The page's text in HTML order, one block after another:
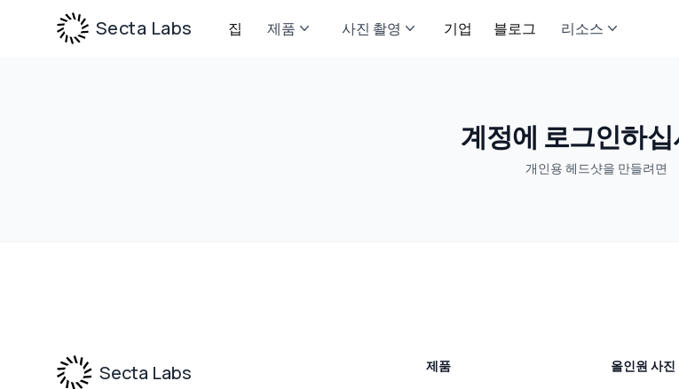
Secta Labs 집 제품 사진 촬영 기업 블로그 리소스
계정에 로그인하
개인용 헤드샷을 만들려면
Secta Labs 제품 올인원 사진